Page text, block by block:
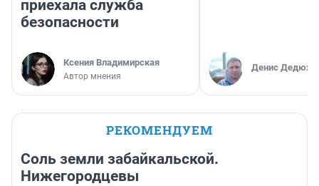
приехала служба
безопасности
Ксения Владимирская
Автор мнения
Денис
РЕКОМЕНДУЕМ
Соль земли забайкальской.
Нижегородцевы